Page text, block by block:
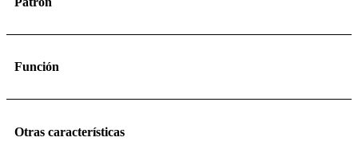
Función
Otras características